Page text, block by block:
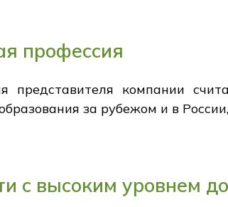
профессия
представителя компании
за рубежом и в
с высоким уровнем